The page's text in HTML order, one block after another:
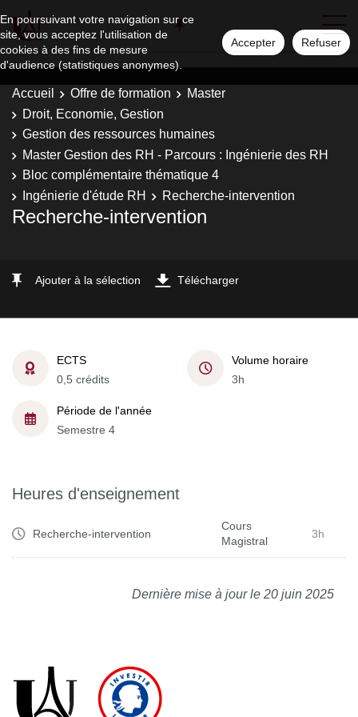
En poursuivant votre navigation sur ce
site, vous acceptez l'utilisation de
cookies à des fins de mesure
d'audience (statistiques anonymes).
Accepter Refuser
Accueil Offre de formation
Master
Droit, Economie, Gestion
Gestion des ressources humaines
Master Gestion des RH - Parcours : Ingénierie des RH
Bloc complémentaire thématique 4
Ingénierie d'étude RH
Recherche-intervention
Recherche-intervention
Ajouter à la sélection Télécharger
ECTS
0,5 crédits
Volume horaire
3h
Période de l'année
Semestre 4
Heures d'enseignement
Recherche-intervention
Cours
Magistral
3h
Dernière mise à jour le 20 juin 2025